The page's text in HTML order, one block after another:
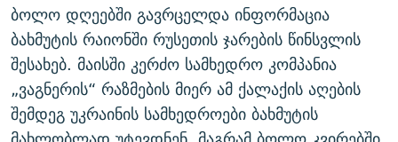
ბოლო დღეებში გავრცელდა ინფორმაცია
ბახმუტის რაიონში რუსეთის ჯარების წინსვლის
შესახებ. მაისში კერძო სამხედრო კომპანია
„ვაგნერის“ რაზმების მიერ ამ ქალაქის აღების
შემდეგ უკრაინის სამხედროები ბახმუტის